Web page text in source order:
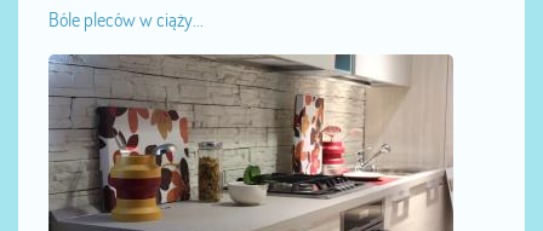
Bóle pleców w ciąży...